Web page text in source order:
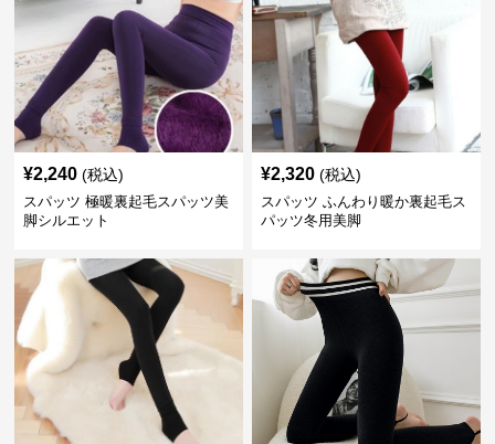
¥2,240 (税込)
スパッツ 極暖裏起毛スパッツ美
脚シルエット
¥2,320 (税込)
スパッツ ふんわり暖か裏起毛ス
パッツ冬用美脚